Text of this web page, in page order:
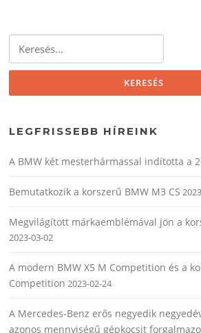
LEGFRISSEBB HÍREINK
A BMW két mesterhármassal indította a
Bemutatkozik a korszerű BMW M3 CS
Megvilágított márkaemblémával jön a
2023-03-02
A modern BMW X5 M Competition és a
Competition 2023-02-24
A Mercedes-Benz erős negyedik
azonos mennyiségű gépkocsit